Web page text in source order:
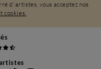
d'artistes, vous acceptez nos
cookies.